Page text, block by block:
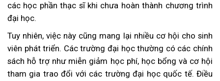
các học phần thạc sĩ khi chưa hoàn thành chương trình
đại học.
Tuy nhiên, việc này cũng mang lại nhiều cơ hội cho sinh
viên phát triển. Các trường đại học thường có các chính
sách hỗ trợ như miễn giảm học phí, học bổng và cơ hội
tham gia trao đổi với các trường đại học quốc tế. Điều